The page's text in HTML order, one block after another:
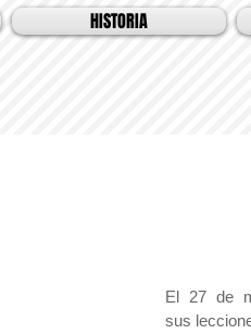
HISTORIA
El 27 de
sus